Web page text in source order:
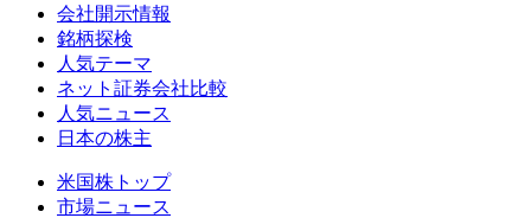
会社開示情報
銘柄探検
人気テーマ
ネット証券会社比較
人気ニュース
日本の株主
米国株トップ
市場ニュース